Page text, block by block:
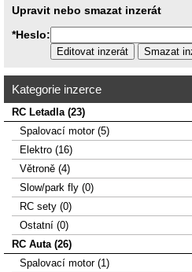
Upravit nebo smazat inzerát
*Heslo:
Kategorie inzerce
RC Letadla (23)
Spalovací­ motor (5)
Elektro (16)
Větroně (4)
Slow/park fly (0)
RC sety (0)
Ostatní (0)
RC Auta (26)
Spalovací motor (1)